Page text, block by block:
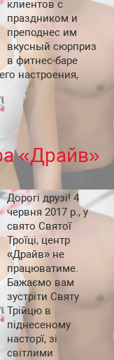
клиентов с
праздником и
преподнес им
вкусный сюрприз
в фитнес-баре
настроения,
«Драйв»
Дорогі друзі! 4
червня 2017 р., у
свято Святої
Троїці, центр
«Драйв» не
працюватиме.
Бажаємо вам
зустріти Святу
Трійцю в
піднесеному
насторї, зі
світлими